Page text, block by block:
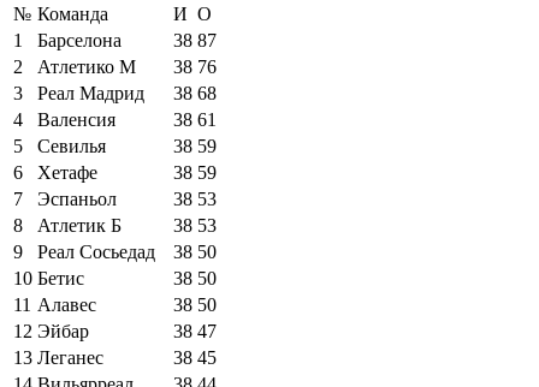
№ Команда И О
1
Барселона 38 87
2
Атлетико М 38 76
3
Реал Мадрид 38 68
4
Валенсия 38 61
5
Севилья 38 59
6
Хетафе 38 59
7
Эспаньол 38 53
8
Атлетик Б 38 53
9
Реал Сосьедад 38 50
10 Бетис 38 50
11 Алавес 38 50
12 Эйбар 38 47
13 Леганес 38 45